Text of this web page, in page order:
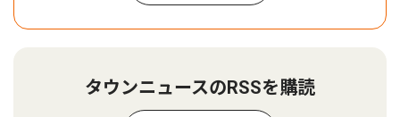
タウンニュースのRSSを購読